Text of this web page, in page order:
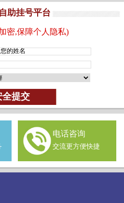
助挂号平台
密,保障个人隐私)
电话咨询
交流更方便快捷